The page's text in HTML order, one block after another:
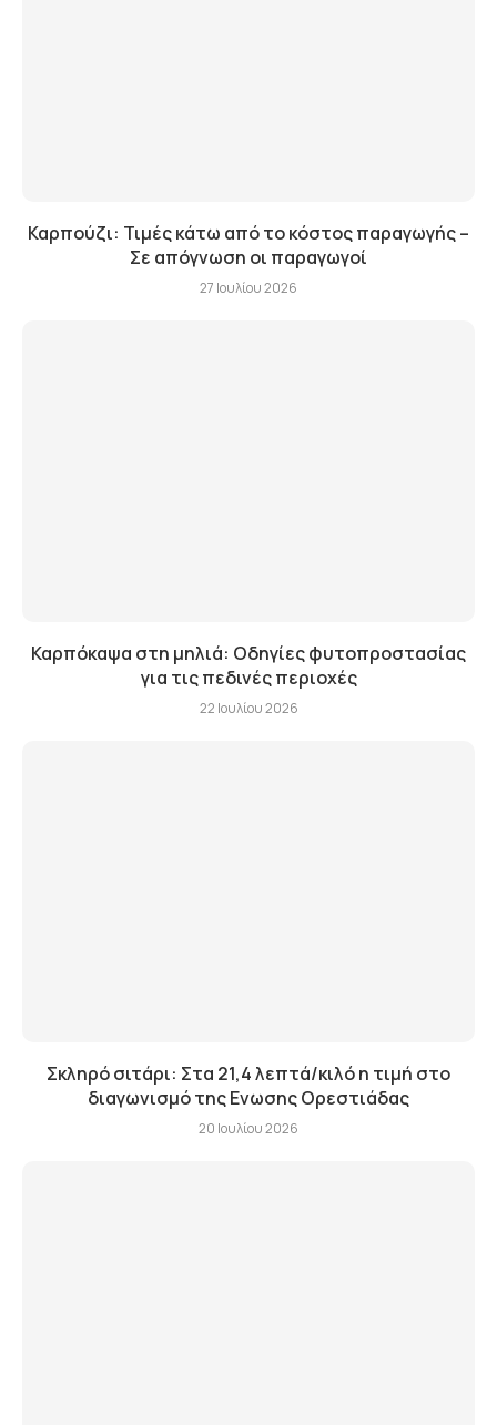
Καρπούζι: Τιμές κάτω από το κόστος παραγωγής –
Σε απόγνωση οι παραγωγοί
27 Ιουλίου 2026
Καρπόκαψα στη μηλιά: Οδηγίες φυτοπροστασίας
για τις πεδινές περιοχές
22 Ιουλίου 2026
Σκληρό σιτάρι: Στα 21,4 λεπτά/κιλό η τιμή στο
διαγωνισμό της Ενωσης Ορεστιάδας
20 Ιουλίου 2026